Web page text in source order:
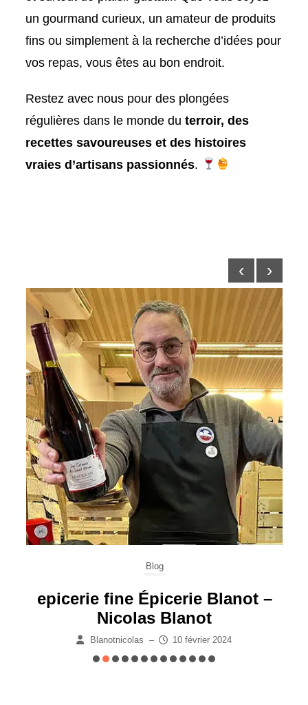
un gourmand curieux, un amateur de produits
fins ou simplement à la recherche d’idées pour
vos repas, vous êtes au bon endroit.
Restez avec nous pour des plongées
régulières dans le monde duterroir, des
recettes savoureuses et des histoires
vraies d’artisans passionnés.
Blog
epicerie fine Épicerie Blanot –
Nicolas Blanot
Blanotnicolas – 10 février 2024
‹ ›